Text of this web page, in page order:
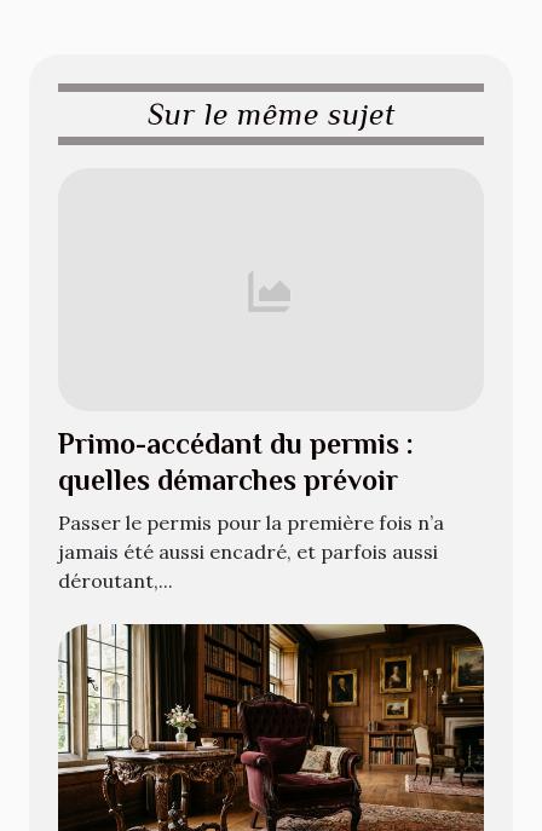
Sur le même sujet
Primo-accédant du permis :
quelles démarches prévoir
Passer le permis pour la première fois n’a
jamais été aussi encadré, et parfois aussi
déroutant,...